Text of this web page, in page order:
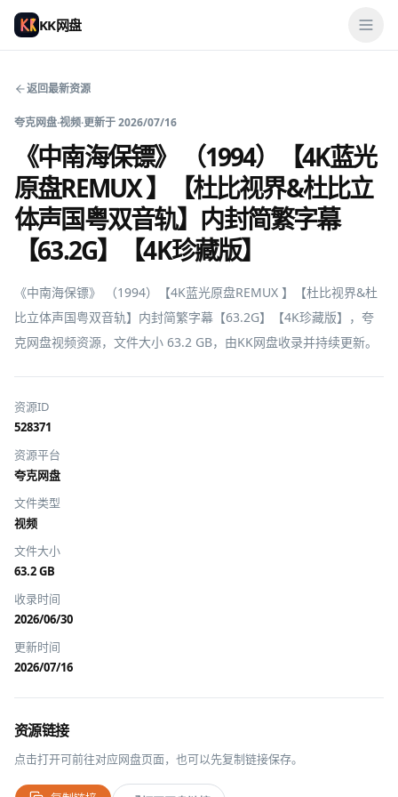
KK网盘
返回最新资源
夸克网盘·视频·更新于2026/07/16
《中南海保镖》 （1994）【4K蓝光
原盘REMUX 】【杜比视界&杜比立
体声国粤双音轨】内封简繁字幕
【63.2G】【4K珍藏版】
《中南海保镖》 （1994）【4K蓝光原盘REMUX 】【杜比视界&杜
比立体声国粤双音轨】内封简繁字幕【63.2G】【4K珍藏版】，夸
克网盘视频资源，文件大小 63.2 GB，由KK网盘收录并持续更新。
资源ID
528371
资源平台
夸克网盘
文件类型
视频
文件大小
63.2 GB
收录时间
2026/06/30
更新时间
2026/07/16
资源链接
点击打开可前往对应网盘页面，也可以先复制链接保存。